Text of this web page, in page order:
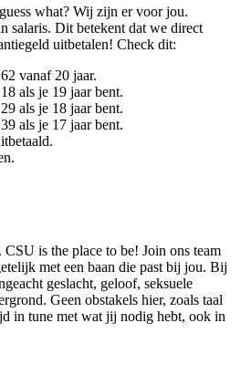
what? Wij zijn er voor jou.
salaris. Dit betekent dat we direct
uitbetalen! Check dit:
vanaf 20 jaar.
als je 19 jaar bent.
als je 18 jaar bent.
als je 17 jaar bent.
is the place to be! Join ons team
met een baan die past bij jou. Bij
geslacht, geloof, seksuele
Geen obstakels hier, zoals taal
in tune met wat jij nodig hebt, ook in